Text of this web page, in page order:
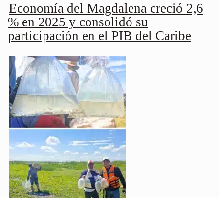
Economía del Magdalena creció 2,6
% en 2025 y consolidó su
participación en el PIB del Caribe